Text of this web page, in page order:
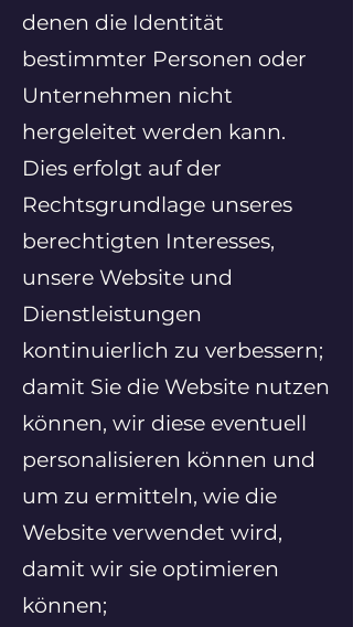
denen die Identität
bestimmter Personen oder
Unternehmen nicht
hergeleitet werden kann.
Dies erfolgt auf der
Rechtsgrundlage unseres
berechtigten Interesses,
unsere Website und
Dienstleistungen
kontinuierlich zu verbessern;
damit Sie die Website nutzen
können, wir diese eventuell
personalisieren können und
um zu ermitteln, wie die
Website verwendet wird,
damit wir sie optimieren
können;